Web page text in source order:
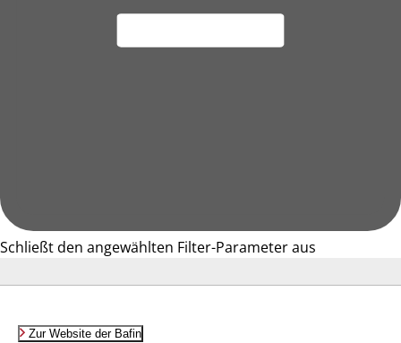
Schließt den angewählten Filter-Parameter aus
Zur Website der Bafin